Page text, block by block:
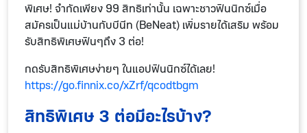
พิเศษ! จำกัดเพียง 99 สิทธิเท่านั้น เฉพาะชาวฟินนิกซ์เมื่อ
สมัครเป็นแม่บ้านกับบีนีท (BeNeat) เพิ่มรายได้เสริม พร้อม
รับสิทธิพิเศษฟินๆถึง 3 ต่อ!
กดรับสิทธิพิเศษง่ายๆ ในแอปฟินนิกซ์ได้เลย!
https://go.finnix.co/xZrf/qcodtbgm
สิทธิพิเศษ 3 ต่อมีอะไรบ้าง?